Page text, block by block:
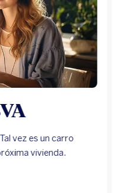
vez es un carro
vivienda.